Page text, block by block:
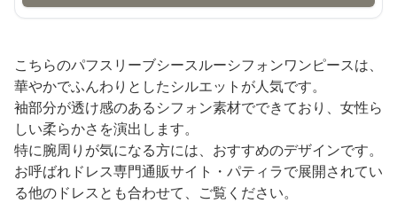
こちらのパフスリーブシースルーシフォンワンピースは、
華やかでふんわりとしたシルエットが人気です。
袖部分が透け感のあるシフォン素材でできており、女性ら
しい柔らかさを演出します。
特に腕周りが気になる方には、おすすめのデザインです。
お呼ばれドレス専門通販サイト・パティラで展開されてい
る他のドレスとも合わせて、ご覧ください。